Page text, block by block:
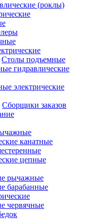
(роклы)
Столы подъемные
гидравлические
электрические
Сборщики заказов
канатные
цепные
рычажные
барабанные
червячные